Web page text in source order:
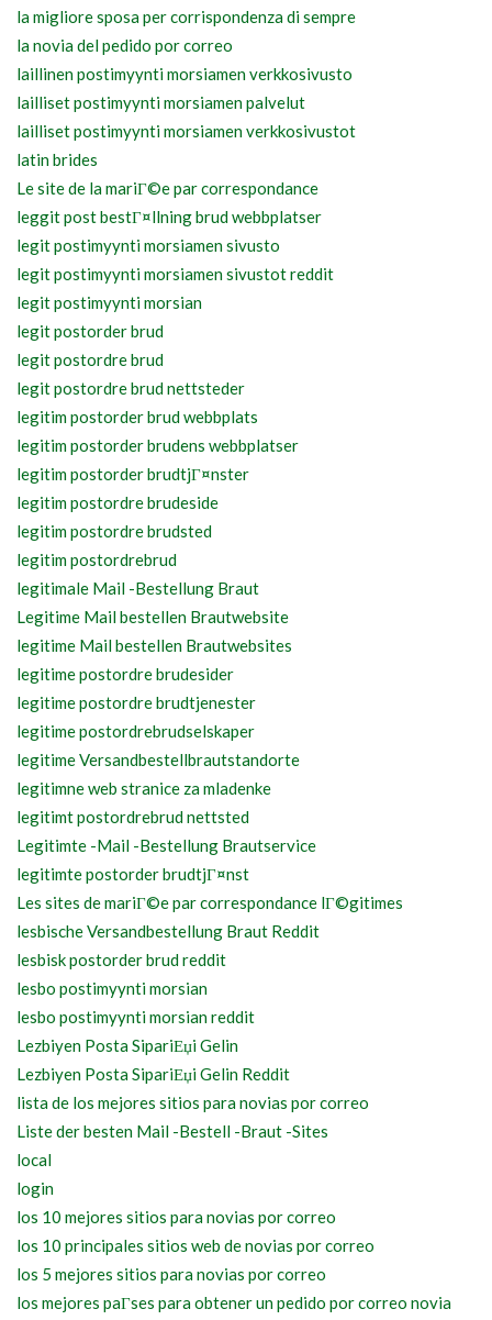
la migliore sposa per corrispondenza di sempre
la novia del pedido por correo
laillinen postimyynti morsiamen verkkosivusto
lailliset postimyynti morsiamen palvelut
lailliset postimyynti morsiamen verkkosivustot
latin brides
Le site de la mariГ©e par correspondance
leggit post bestГ¤llning brud webbplatser
legit postimyynti morsiamen sivusto
legit postimyynti morsiamen sivustot reddit
legit postimyynti morsian
legit postorder brud
legit postordre brud
legit postordre brud nettsteder
legitim postorder brud webbplats
legitim postorder brudens webbplatser
legitim postorder brudtjГ¤nster
legitim postordre brudeside
legitim postordre brudsted
legitim postordrebrud
legitimale Mail -Bestellung Braut
Legitime Mail bestellen Brautwebsite
legitime Mail bestellen Brautwebsites
legitime postordre brudesider
legitime postordre brudtjenester
legitime postordrebrudselskaper
legitime Versandbestellbrautstandorte
legitimne web stranice za mladenke
legitimt postordrebrud nettsted
Legitimte -Mail -Bestellung Brautservice
legitimte postorder brudtjГ¤nst
Les sites de mariГ©e par correspondance lГ©gitimes
lesbische Versandbestellung Braut Reddit
lesbisk postorder brud reddit
lesbo postimyynti morsian
lesbo postimyynti morsian reddit
Lezbiyen Posta SipariЕџi Gelin
Lezbiyen Posta SipariЕџi Gelin Reddit
lista de los mejores sitios para novias por correo
Liste der besten Mail -Bestell -Braut -Sites
local
login
los 10 mejores sitios para novias por correo
los 10 principales sitios web de novias por correo
los 5 mejores sitios para novias por correo
los mejores paГ­ses para obtener un pedido por correo novia